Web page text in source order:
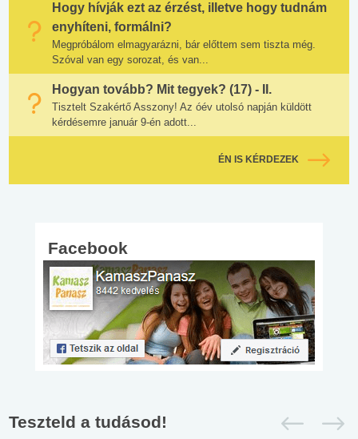
Hogy hívják ezt az érzést, illetve hogy tudnám
enyhíteni, formálni?
Megpróbálom elmagyarázni, bár előttem sem tiszta még.
Szóval van egy sorozat, és van...
Hogyan tovább? Mit tegyek? (17) - II.
Tisztelt Szakértő Asszony! Az óév utolsó napján küldött
kérdésemre január 9-én adott...
ÉN IS KÉRDEZEK
Facebook
Teszteld a tudásod!